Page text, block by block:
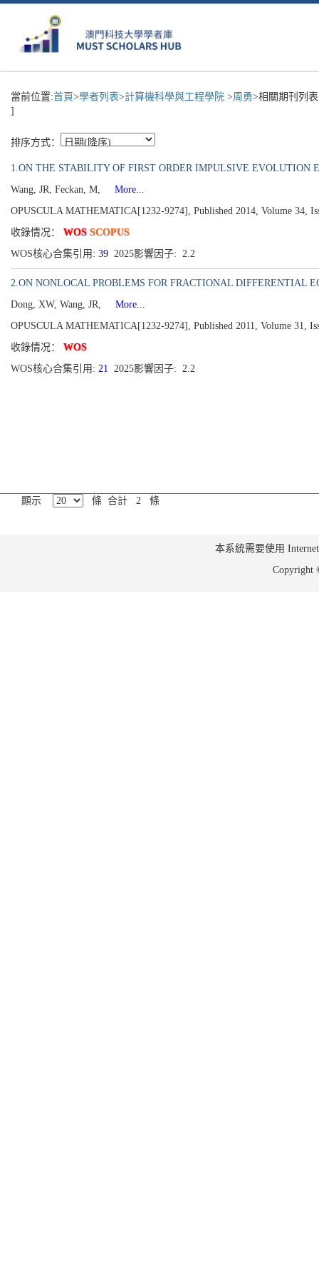
當前位置:首頁>學者列表>計算機科學與工程學院 >周勇>相關期刊列
]
排序方式：
1.ON THE STABILITY OF FIRST ORDER IMPULSIVE EVOLUTION
Wang, JR, Feckan, M,
More...
OPUSCULA MATHEMATICA[1232-9274], Published 2014, Volume 34,
收錄情况： WOS SCOPUS
WOS核心合集引用: 39 2025影響因子: 2.2
2.ON NONLOCAL PROBLEMS FOR FRACTIONAL DIFFERENTIAL
Dong, XW, Wang, JR,
More...
OPUSCULA MATHEMATICA[1232-9274], Published 2011, Volume 31,
收錄情况： WOS
WOS核心合集引用: 21 2025影響因子: 2.2
顯示 條 合計 2 條
本系統需要使用
Copyright